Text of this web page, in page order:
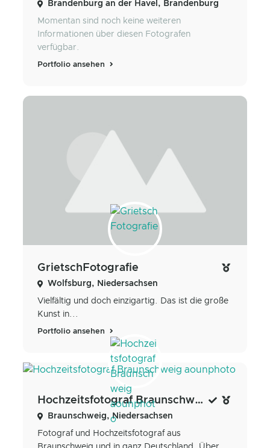
Brandenburg an der Havel, Brandenburg
Momentan sind noch keine weiteren
Informationen über diesen Fotografen
verfügbar.
Portfolio ansehen
GrietschFotografie
Wolfsburg, Niedersachsen
Vielfältig und doch einzigartig. Das ist die große
Kunst in...
Portfolio ansehen
Hochzeitsfotograf Braunschweig aounphoto
Braunschweig, Niedersachsen
Fotograf und Hochzeitsfotograf aus